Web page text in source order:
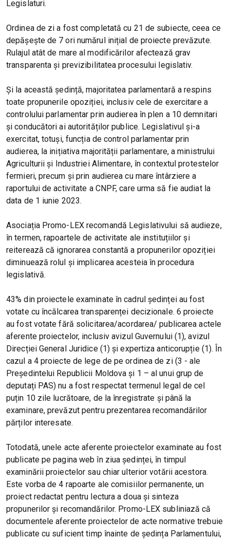
Legislaturi.
Ordinea de zi a fost completată cu 21 de subiecte, ceea ce
depășește de 7 ori numărul inițial de proiecte prevăzute.
Rulajul atât de mare al modificărilor afectează grav
transparenta și previzibilitatea procesului legislativ.
Și la această ședință, majoritatea parlamentară a respins
toate propunerile opoziției, inclusiv cele de exercitare a
controlului parlamentar prin audierea în plen a 10 demnitari
și conducători ai autorităților publice. Legislativul și-a
exercitat, totuși, funcția de control parlamentar prin
audierea, la inițiativa majorității parlamentare, a ministrului
Agriculturii și Industriei Alimentare, în contextul protestelor
fermieri, precum și prin audierea cu mare întârziere a
raportului de activitate a CNPF, care urma să fie audiat la
data de 1 iunie 2023.
Asociația Promo-LEX recomandă Legislativului să audieze,
în termen, rapoartele de activitate ale instituțiilor și
reiterează că ignorarea constantă a propunerilor opoziției
diminuează rolul și implicarea acesteia în procedura
legislativă.
43% din proiectele examinate în cadrul ședinței au fost
votate cu încălcarea transparenței decizionale. 6 proiecte
au fost votate fără solicitarea/acordarea/ publicarea actele
aferente proiectelor, inclusiv avizul Guvernului (1), avizul
Direcției General Juridice (1) și expertiza anticorupție (1). În
cazul a 4 proiecte de lege de pe ordinea de zi (3 - ale
Președintelui Republicii Moldova și 1 – al unui grup de
deputați PAS) nu a fost respectat termenul legal de cel
puțin 10 zile lucrătoare, de la înregistrate și până la
examinare, prevăzut pentru prezentarea recomandărilor
părților interesate.
Totodată, unele acte aferente proiectelor examinate au fost
publicate pe pagina web în ziua ședinței, în timpul
examinării proiectelor sau chiar ulterior votării acestora.
Este vorba de 4 rapoarte ale comisiilor permanente, un
proiect redactat pentru lectura a doua și sinteza
propunerilor și recomandărilor. Promo-LEX subliniază că
documentele aferente proiectelor de acte normative trebuie
publicate cu suficient timp înainte de ședința Parlamentului,